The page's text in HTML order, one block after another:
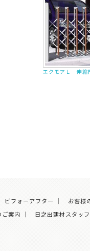
エクモアＬ 伸縮
ビフォーアフター お客様
ご案内 日之出建材スタッ